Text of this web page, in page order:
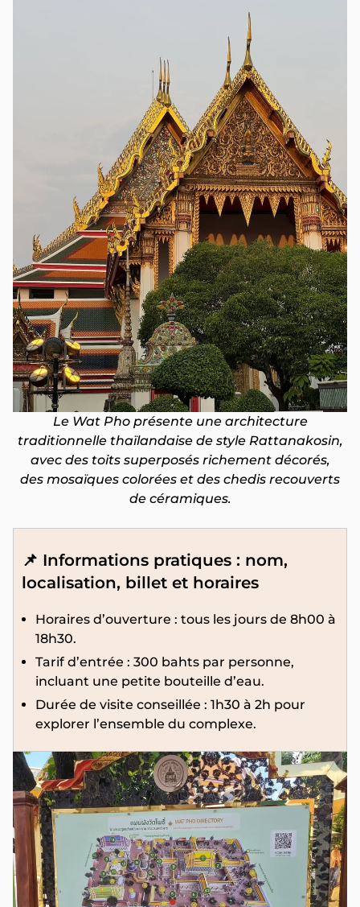
Le Wat Pho présente une architecture
traditionnelle thaïlandaise de style Rattanakosin,
avec des toits superposés richement décorés,
des mosaïques colorées et des chedis recouverts
de céramiques.
📌 Informations pratiques : nom,
localisation, billet et horaires
Horaires d’ouverture : tous les jours de 8h00 à
18h30.
Tarif d’entrée : 300 bahts par personne,
incluant une petite bouteille d’eau.
Durée de visite conseillée : 1h30 à 2h pour
explorer l’ensemble du complexe.